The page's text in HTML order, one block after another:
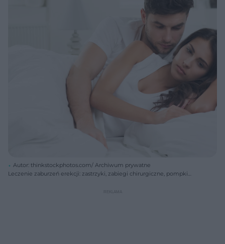
Autor: thinkstockphotos.com/ Archiwum prywatne
Leczenie zaburzeń erekcji: zastrzyki, zabiegi chirurgiczne, pompki